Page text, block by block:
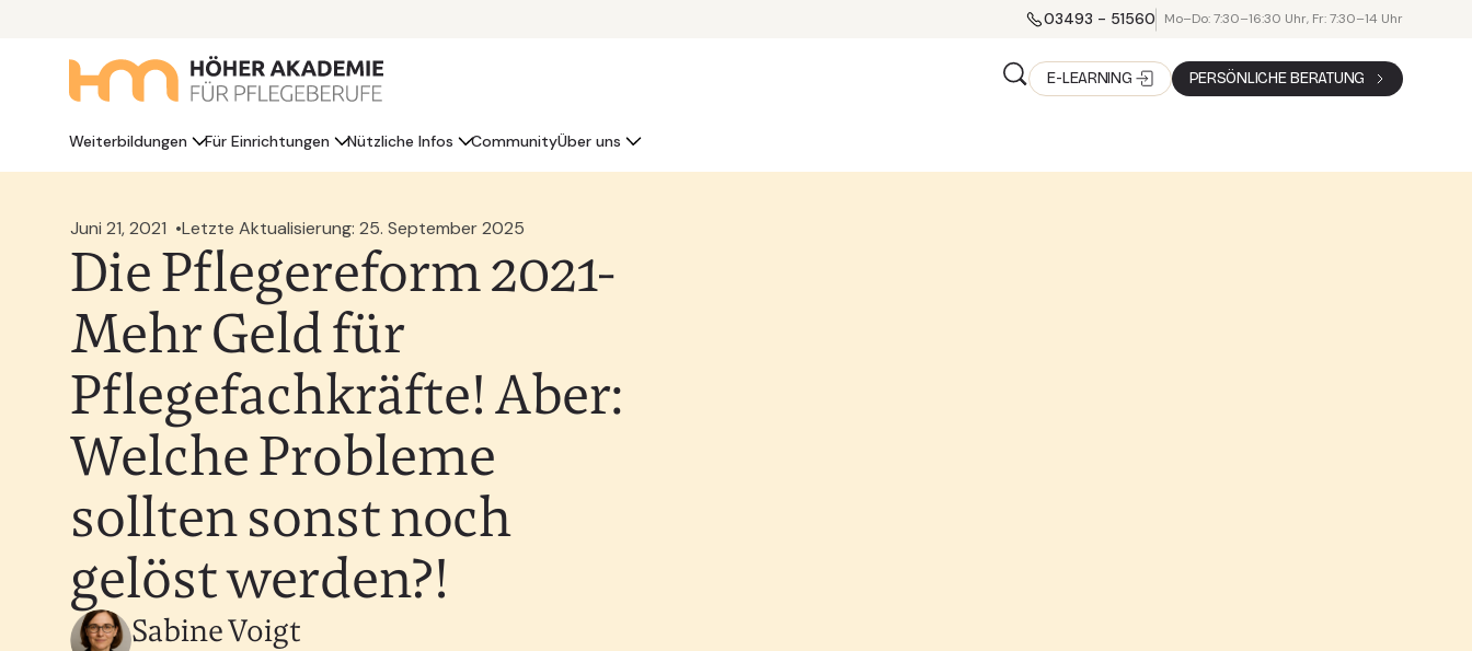
03493 - 51560 Mo–Do: 7:30–16:30 Uhr, Fr: 7:30–14 Uhr
Weiterbildungen Für Einrichtungen Nützliche Infos CommunityÜber uns
E-LEARNING PERSÖNLICHE BERATUNG
Juni 21, 2021 Letzte Aktualisierung: 25. September 2025
Die Pflegereform 2021-
Mehr Geld für
Pflegefachkräfte! Aber:
Welche Probleme
sollten sonst noch
gelöst werden?!
Sabine Voigt